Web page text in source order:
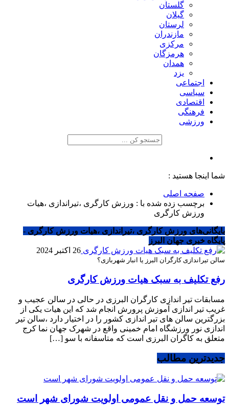
گلستان
گیلان
لرستان
مازندران
مرکزی
هرمزگان
همدان
یزد
اجتماعی
سیاسی
اقتصادی
فرهنگی
ورزشی
شما اینجا هستید :
صفحه اصلی
برچسب زده شده با : ورزش کارگری ،تیراندازی ،هیات
ورزش کارگری
بایگانی‌های ورزش کارگری ،تیراندازی ،هیات ورزش کارگری -
پایگاه خبری جهان البرز
26 اکتبر 2024
سالن تیراندازی کارگران البرز یا انبار شهربازی؟
رفع تکلیف به سبک هیات ورزش کارگری
مسابقات تیر اندازی کارگران البرزی در حالی در سالن عجیب و
غریب تیر اندازی آموزش پرورش انجام شد که این هیات یکی از
بزرگترین سالن های تیر اندازی کشور را در اختیار دارد ،سالن تیر
اندازی نور ورزشگاه امام خمینی واقع در شهرک جهان نما کرج
متعلق به کاگران البرزی است که متاسفانه با سو […]
جدیدترین مطالب
توسعه حمل و نقل عمومی اولویت شورای شهر است